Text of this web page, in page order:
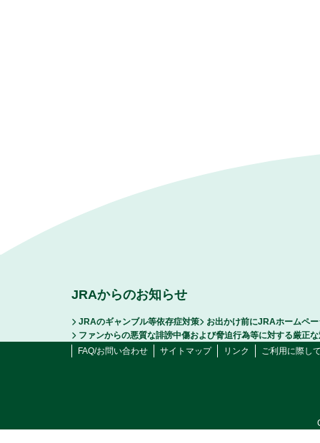
JRAからのお知らせ
JRAのギャンブル等依存症対策
お出かけ前にJRAホームペ
ファンからの悪質な誹謗中傷および脅迫行為等に対する厳正
FAQ/お問い合わせ
サイトマップ リンク ご利用に際し